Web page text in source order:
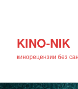
KINO-NIK
кинорецензии без